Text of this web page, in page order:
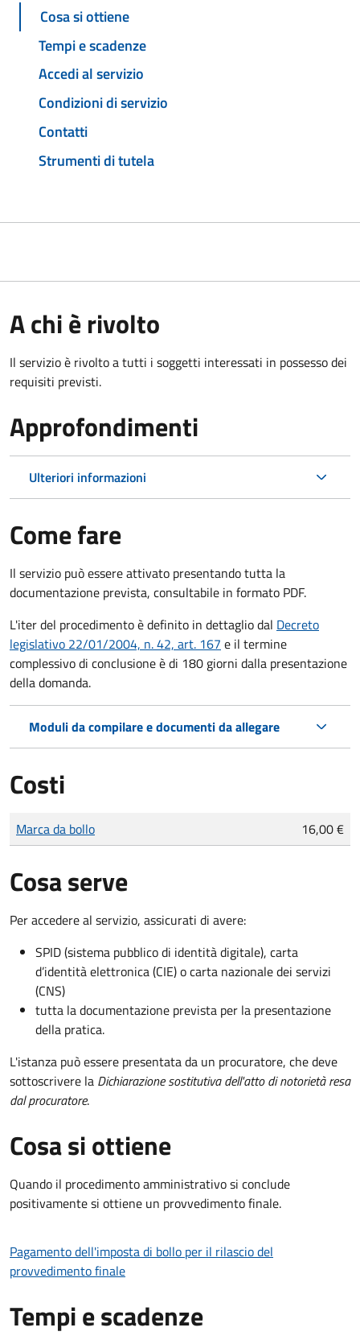
Cosa si ottiene
Tempi e scadenze
Accedi al servizio
Condizioni di servizio
Contatti
Strumenti di tutela
A chi è rivolto
Il servizio è rivolto a tutti i soggetti interessati in possesso dei
requisiti previsti.
Approfondimenti
Ulteriori informazioni
Come fare
Il servizio può essere attivato presentando tutta la
documentazione prevista, consultabile in formato PDF.
L'iter del procedimento è definito in dettaglio dal Decreto
legislativo 22/01/2004, n. 42, art. 167 e il termine
complessivo di conclusione è di 180 giorni dalla presentazione
della domanda.
Moduli da compilare e documenti da allegare
Costi
Tipo di pagamento
Importo
Marca da bollo 16,00 €
Cosa serve
Per accedere al servizio, assicurati di avere:
SPID (sistema pubblico di identità digitale), carta
d’identità elettronica (CIE) o carta nazionale dei servizi
(CNS)
tutta la documentazione prevista per la presentazione
della pratica.
L'istanza può essere presentata da un procuratore, che deve
sottoscrivere la Dichiarazione sostitutiva dell'atto di notorietà resa
dal procuratore.
Cosa si ottiene
Quando il procedimento amministrativo si conclude
positivamente si ottiene un provvedimento finale.
Pagamento dell'imposta di bollo per il rilascio del
provvedimento finale
Tempi e scadenze